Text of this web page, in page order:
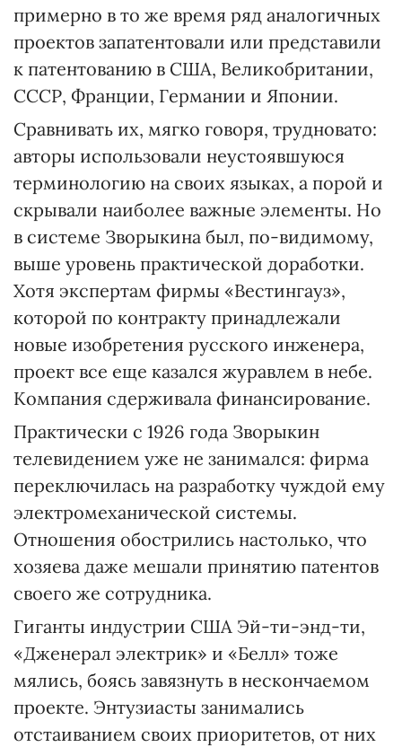
примерно в то же время ряд аналогичных
проектов запатентовали или представили
к патентованию в США, Великобритании,
СССР, Франции, Германии и Японии.
Сравнивать их, мягко говоря, трудновато:
авторы использовали неустоявшуюся
терминологию на своих языках, а порой и
скрывали наиболее важные элементы. Но
в системе Зворыкина был, по-видимому,
выше уровень практической доработки.
Хотя экспертам фирмы «Вестингауз»,
которой по контракту принадлежали
новые изобретения русского инженера,
проект все еще казался журавлем в небе.
Компания сдерживала финансирование.
Практически с 1926 года Зворыкин
телевидением уже не занимался: фирма
переключилась на разработку чуждой ему
электромеханической системы.
Отношения обострились настолько, что
хозяева даже мешали принятию патентов
своего же сотрудника.
Гиганты индустрии США Эй-ти-энд-ти,
«Дженерал электрик» и «Белл» тоже
мялись, боясь завязнуть в нескончаемом
проекте. Энтузиасты занимались
отстаиванием своих приоритетов, от них